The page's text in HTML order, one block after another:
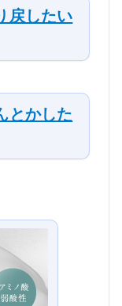
戻したい
とかした